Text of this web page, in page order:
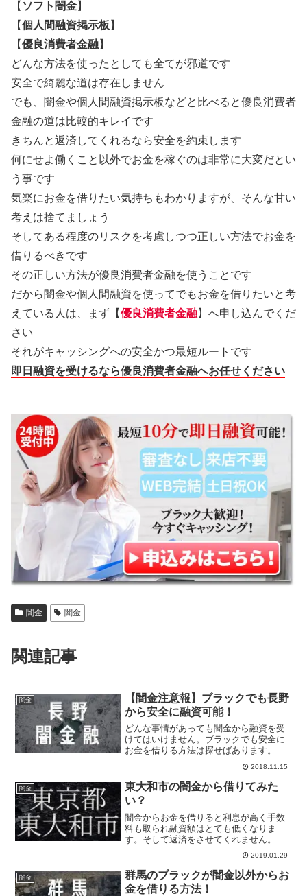
【 ソフト闇金】
【個人間融資掲示板 】
【優良消費者金融】
どんな方法を使ったとしても全てが邪道です
安全で綺麗な道は存在しません
でも、闇金や個人間融資掲示板などと比べると優良消費者
金融の道は比較的キレイです
きちんと返済してくれるなら安全を約束します
何にせよ働くこと以外でお金を稼ぐのは非常に大変だとい
う事です
気楽にお金を借りたい気持ちもわかりますが、そんな甘い
考えは捨てましょう
そしてある程度のリスクを考慮しつつ正しい方法でお金を
借りるべきです
その正しい方法が優良消費者金融を使うことです
だから闇金や個人間融資を使ってでもお金を借りたいと考
えている人は、まず【優良消費者金融】へ申し込んでくだ
さい
それがキャッシングへの安全かつ最短ルートです
即日融資を受けるなら優良消費者金融へお任せください
闇金 闇金
関連記事
闇金
【闇金注意報】ブラックでも長野
から安全に融資可能！
どんな事情があっても闇金から融資を受
けてはいけません。ブラックでも安全に
お金を借りる方法は探せばあります。急
ぎでお金が欲しくても一旦落ち着きまし
ょう。そして当サイトから優良消費者金
融へ申し込んでください。ブラックでも
長野から安全にキャッシングできます。
2018.11.15
闇金
東大和市の闇金から借りてみた
い？
闇金からお金を借りると利息が高く手数
料も取られ融資額はとても低くなりま
す。そして返済をさせてくれません。
延々と利息だけを請求されます。いつま
でも終わらない借金生活が始まるので絶
対に止めましょう。お金を借りるなら優
良金貸し屋が一番です。
2019.01.29
闇金
群馬のブラックが闇金以外からお
金を借りる方法！